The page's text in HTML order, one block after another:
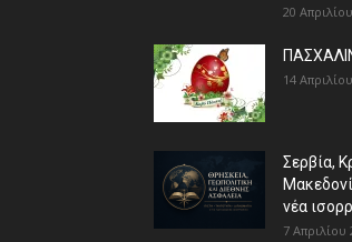
20
14
Σερβία,
νέα
7 Απριλίου